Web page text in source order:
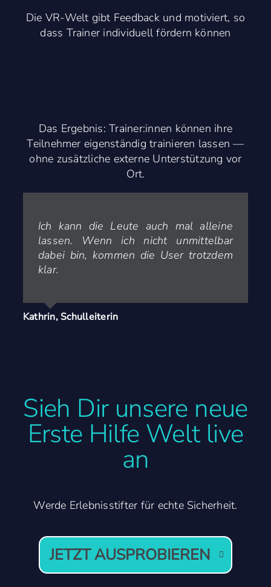
Die VR-Welt gibt Feedback und motiviert, so
dass Trainer individuell fördern können
Das Ergebnis: Trainer:innen können ihre
Teilnehmer eigenständig trainieren lassen —
ohne zusätzliche externe Unterstützung vor
Ort.
Ich kann die Leute auch mal alleine
lassen. Wenn ich nicht unmittelbar
dabei bin, kommen die User trotzdem
klar.
Kathrin, Schulleiterin
Sieh Dir unsere neue
Erste Hilfe Welt live
an
Werde Erlebnisstifter für echte Sicherheit.
JETZT AUSPROBIEREN